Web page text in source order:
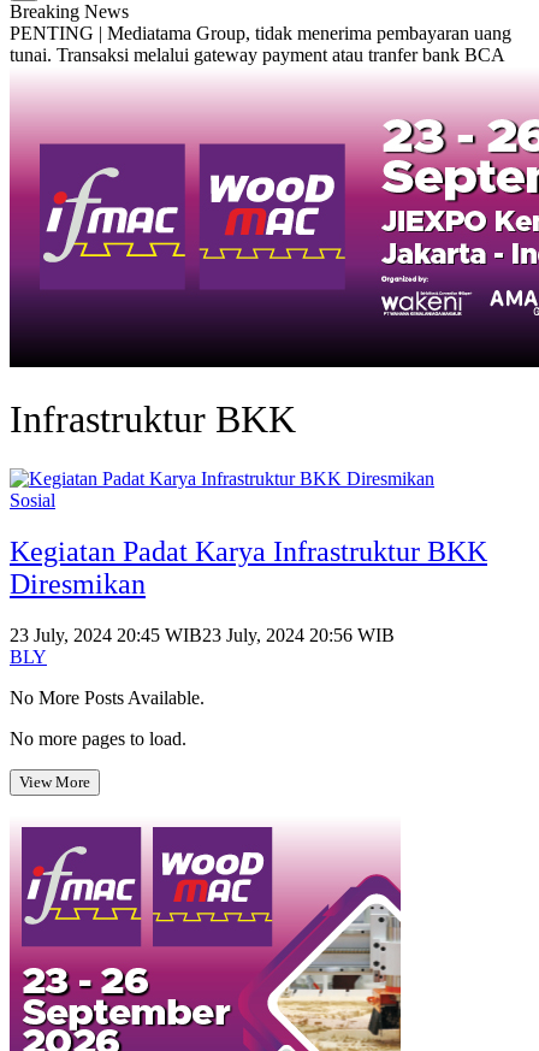
Breaking News
PENTING | Mediatama Group, tidak menerima pembayaran uang
tunai. Transaksi melalui gateway payment atau tranfer bank BCA
Infrastruktur BKK
Sosial
Kegiatan Padat Karya Infrastruktur BKK
Diresmikan
23 July, 2024 20:45 WIB23 July, 2024 20:56 WIB
BLY
No More Posts Available.
No more pages to load.
View More